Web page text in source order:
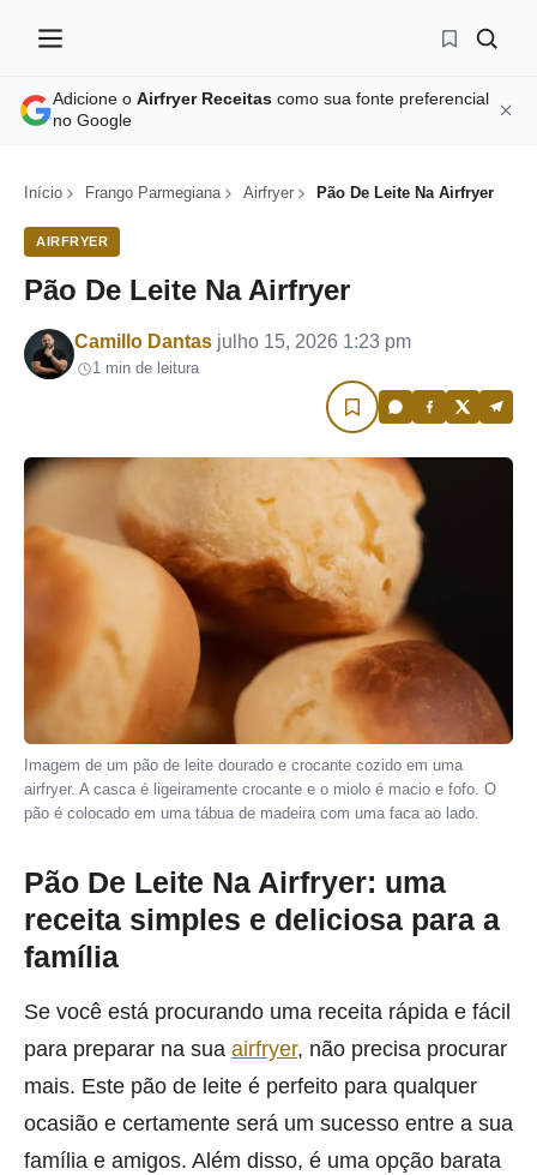
Adicione o Airfryer Receitas como sua fonte preferencial
no Google
Início Frango Parmegiana Airfryer Pão De Leite Na Airfryer
AIRFRYER
Pão De Leite Na Airfryer
Por
Camillo Dantas julho 15, 2026 1:23 pm
1 min de leitura
Imagem de um pão de leite dourado e crocante cozido em uma
airfryer. A casca é ligeiramente crocante e o miolo é macio e fofo. O
pão é colocado em uma tábua de madeira com uma faca ao lado.
Pão De Leite Na Airfryer: uma
receita simples e deliciosa para a
família
Se você está procurando uma receita rápida e fácil
para preparar na sua airfryer, não precisa procurar
mais. Este pão de leite é perfeito para qualquer
ocasião e certamente será um sucesso entre a sua
família e amigos. Além disso, é uma opção barata